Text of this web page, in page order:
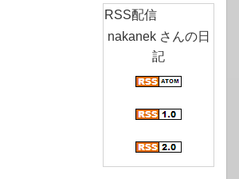
RSS配信
nakanek さんの日
記